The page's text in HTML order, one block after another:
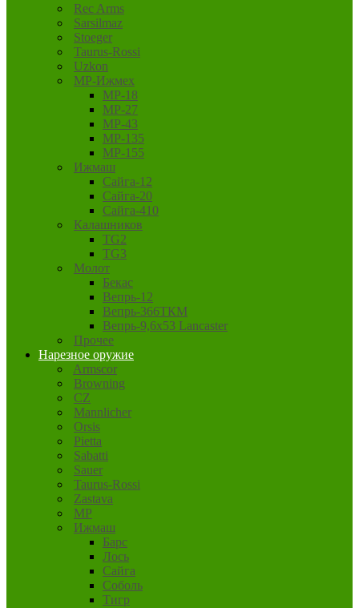
Rec Arms
Sarsilmaz
Stoeger
Taurus-Rossi
Uzkon
MP-Ижмех
MP-18
MP-27
MP-43
MP-135
MP-155
Ижмаш
Сайга-12
Сайга-20
Сайга-410
Калашников
TG2
TG3
Молот
Бекас
Вепрь-12
Вепрь-366ТКМ
Вепрь-9,6х53 Lancaster
Прочее
Нарезное оружие
Armscor
Browning
CZ
Mannlicher
Orsis
Pietta
Sabatti
Sauer
Taurus-Rossi
Zastava
MP
Ижмаш
Барс
Лось
Сайга
Соболь
Тигр